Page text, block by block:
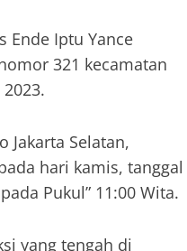
Ende Iptu Yance
321 kecamatan
Jakarta Selatan,
hari kamis, tanggal
Pukul” 11:00 Wita.
yang tengah di